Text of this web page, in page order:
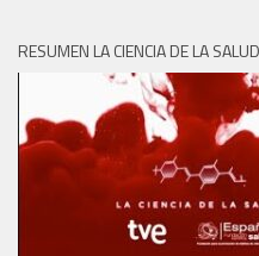
RESUMEN LA CIENCIA DE LA